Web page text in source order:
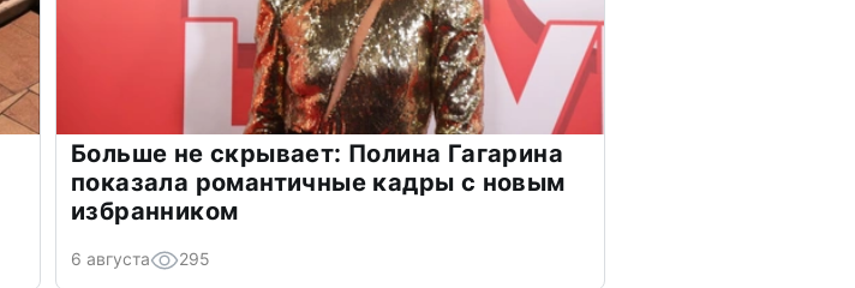
Больше не скрывает: Полина Гагарина
показала романтичные кадры с новым
избранником
6 августа 295